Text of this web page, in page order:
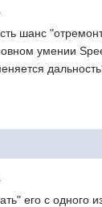
шанс
умении
его с одного